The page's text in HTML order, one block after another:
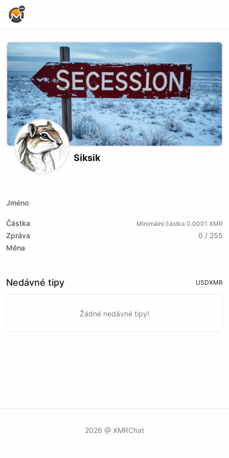
Siksik
Jméno
Částka Minimální částka 0.0001 XMR
Zpráva
0 / 255
Měna
Nedávné tipy USDXMR
Žádné nedávné tipy!
2026 @ XMRChat